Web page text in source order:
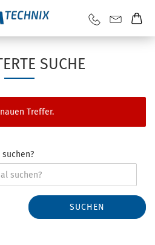
SUCHE
Treffer.
SUCHEN